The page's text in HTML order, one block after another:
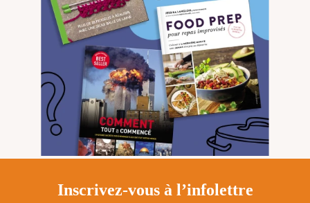
Inscrivez-vous à l’infolettre